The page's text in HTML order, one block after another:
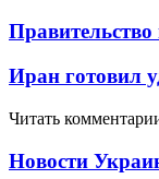
Иран готовил
Читать
Новости